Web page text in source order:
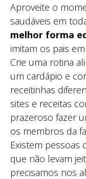
Aproveite o
saudáveis em
melhor forma
imitam os pais
Crie uma rotina
um cardápio e
receitinhas
sites e receitas
prazeroso fazer
os membros da
Existem pessoas
que não levam
precisamos nos